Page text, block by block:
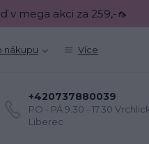
v mega akci za 259,-🦟
nákupu Více
+420737880039
PO - PÁ 9.30 - 17.30
Liberec